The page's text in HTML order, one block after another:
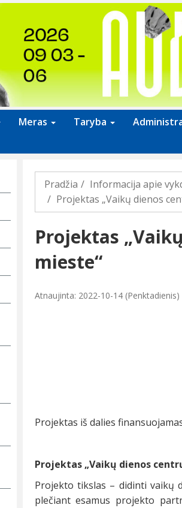
Meras Taryba
Pradžia
Informacija apie
Projektas „Vaikų dienos
Projektas
mieste“
Atnaujinta: 2022-10-14 (Penktadienis)
Projektas iš dalies
Projektas „Vaikų dienos
Projekto tikslas – didinti vaikų
plečiant esamus projekto